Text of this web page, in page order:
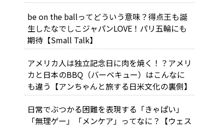
be on the ballってどういう意味？得点王も誕
生したなでしこジャパンLOVE！パリ五輪にも
期待【Small Talk】
アメリカ人は独立記念日に肉を焼く！？アメリ
カと日本のBBQ（バーベキュー）はこんなに
も違う【アンちゃんと旅する日米文化の裏側】
日常でぶつかる困難を表現する「きゃぱい」
「無理ゲー」「メンケア」ってなに？【ウェス